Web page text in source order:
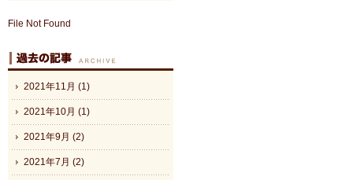
File Not Found
2021年11月 (1)
2021年10月 (1)
2021年9月 (2)
2021年7月 (2)